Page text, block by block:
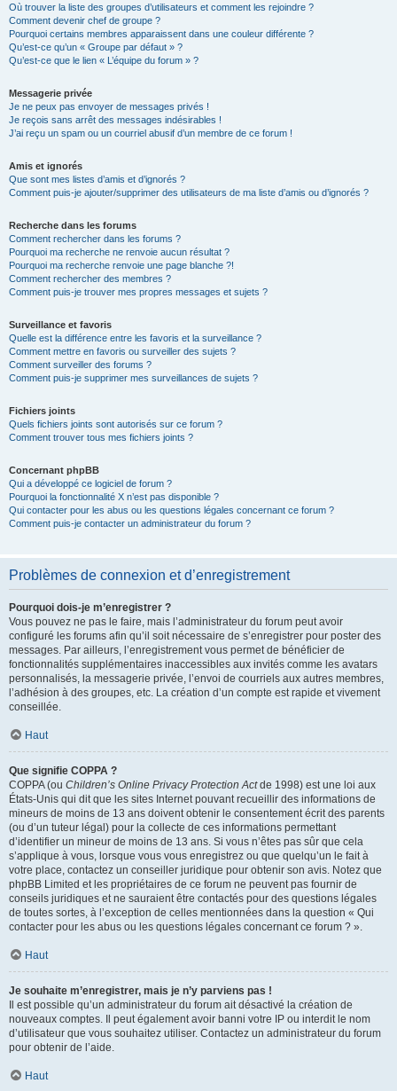
Où trouver la liste des groupes d’utilisateurs et comment les rejoindre ?
Comment devenir chef de groupe ?
Pourquoi certains membres apparaissent dans une couleur différente ?
Qu’est-ce qu’un « Groupe par défaut » ?
Qu’est-ce que le lien « L’équipe du forum » ?
Messagerie privée
Je ne peux pas envoyer de messages privés !
Je reçois sans arrêt des messages indésirables !
J’ai reçu un spam ou un courriel abusif d’un membre de ce forum !
Amis et ignorés
Que sont mes listes d’amis et d’ignorés ?
Comment puis-je ajouter/supprimer des utilisateurs de ma liste d’amis ou d’ignorés ?
Recherche dans les forums
Comment rechercher dans les forums ?
Pourquoi ma recherche ne renvoie aucun résultat ?
Pourquoi ma recherche renvoie une page blanche ?!
Comment rechercher des membres ?
Comment puis-je trouver mes propres messages et sujets ?
Surveillance et favoris
Quelle est la différence entre les favoris et la surveillance ?
Comment mettre en favoris ou surveiller des sujets ?
Comment surveiller des forums ?
Comment puis-je supprimer mes surveillances de sujets ?
Fichiers joints
Quels fichiers joints sont autorisés sur ce forum ?
Comment trouver tous mes fichiers joints ?
Concernant phpBB
Qui a développé ce logiciel de forum ?
Pourquoi la fonctionnalité X n’est pas disponible ?
Qui contacter pour les abus ou les questions légales concernant ce forum ?
Comment puis-je contacter un administrateur du forum ?
Problèmes de connexion et d’enregistrement
Pourquoi dois-je m’enregistrer ?
Vous pouvez ne pas le faire, mais l’administrateur du forum peut avoir
configuré les forums afin qu’il soit nécessaire de s’enregistrer pour poster des
messages. Par ailleurs, l’enregistrement vous permet de bénéficier de
fonctionnalités supplémentaires inaccessibles aux invités comme les avatars
personnalisés, la messagerie privée, l’envoi de courriels aux autres membres,
l’adhésion à des groupes, etc. La création d’un compte est rapide et vivement
conseillée.
Haut
Que signifie COPPA ?
COPPA (ou Children’s Online Privacy Protection Actde 1998) est une loi aux
États-Unis qui dit que les sites Internet pouvant recueillir des informations de
mineurs de moins de 13 ans doivent obtenir le consentement écrit des parents
(ou d’un tuteur légal) pour la collecte de ces informations permettant
d’identifier un mineur de moins de 13 ans. Si vous n’êtes pas sûr que cela
s’applique à vous, lorsque vous vous enregistrez ou que quelqu’un le fait à
votre place, contactez un conseiller juridique pour obtenir son avis. Notez que
phpBB Limited et les propriétaires de ce forum ne peuvent pas fournir de
conseils juridiques et ne sauraient être contactés pour des questions légales
de toutes sortes, à l’exception de celles mentionnées dans la question « Qui
contacter pour les abus ou les questions légales concernant ce forum ? ».
Haut
Je souhaite m’enregistrer, mais je n’y parviens pas !
Il est possible qu’un administrateur du forum ait désactivé la création de
nouveaux comptes. Il peut également avoir banni votre IP ou interdit le nom
d’utilisateur que vous souhaitez utiliser. Contactez un administrateur du forum
pour obtenir de l’aide.
Haut